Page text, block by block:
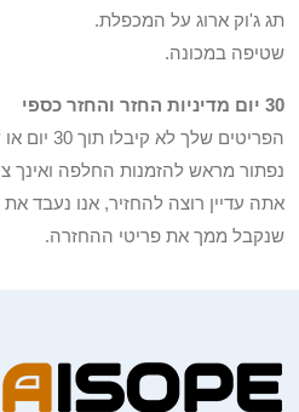
תג ג'וק ארוג על המכפלת.
שטיפה במכונה.
30 יום מדיניות החזר והחזר כספי
הפריטים
נפתור מראש להזמנות החלפה ואינך
אתה עדיין רוצה להחזיר, אנו נעבד
שנקבל ממך את פריטי ההחזרה.